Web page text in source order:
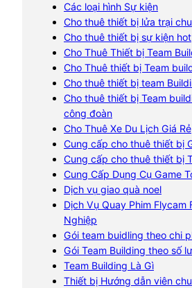
Các loại hình Sự kiện
Cho thuê thiết bị lửa trại
Cho thuê thiết bị sự kiện hot
Cho Thuê Thiết bị Team
Cho Thuê thiết bị Team
Cho thuê thiết bị team
Cho thuê thiết bị Team
công đoàn
Cho Thuê Xe Du Lịch Giá Rẻ
Cung cấp cho thuê thiết bị
Cung cấp cho thuê thiết bị
Cung Cấp Dụng Cụ Game
Dịch vụ giao quà noel
Dịch Vụ Quay Phim Flycam
Nghiệp
Gói team buidling theo chi
Gói Team Building theo số
Team Building Là Gì
Thiết bị Hướng dẫn viên